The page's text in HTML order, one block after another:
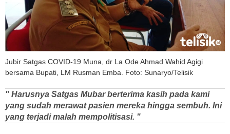
Jubir Satgas COVID-19 Muna, dr La Ode Ahmad Wahid Agigi
bersama Bupati, LM Rusman Emba. Foto: Sunaryo/Telisik
" Harusnya Satgas Mubar berterima kasih pada kami
yang sudah merawat pasien mereka hingga sembuh. Ini
yang terjadi malah mempolitisasi. "